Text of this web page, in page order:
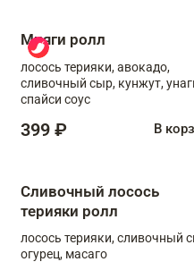
Мияги ролл
лосось терияки, авокадо,
сливочный сыр, кунжут,
спайси соус
399 ₽ В
Сливочный лосось
терияки ролл
лосось терияки, сливочный
огурец, масаго